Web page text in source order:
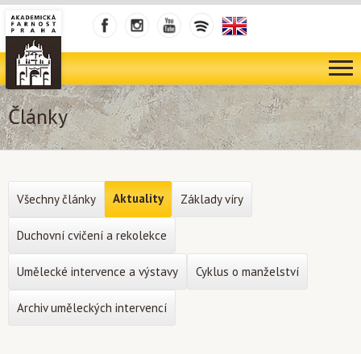
Články
Všechny články Aktuality Základy víry
Duchovní cvičení a rekolekce
Umělecké intervence a výstavy Cyklus o manželství
Archiv uměleckých intervencí